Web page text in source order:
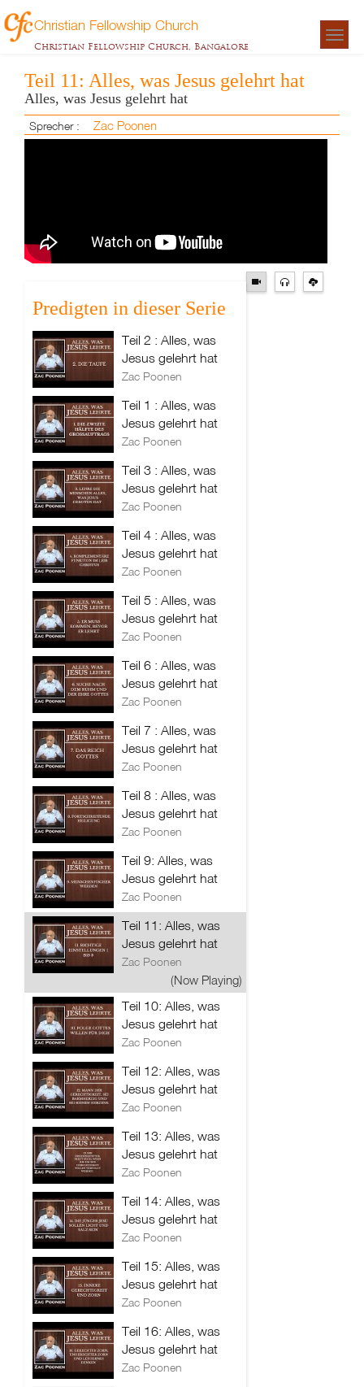
Christian Fellowship Church
Christian Fellowship Church, Bangalore
Teil 11: Alles, was Jesus gelehrt hat
Alles, was Jesus gelehrt hat
Sprecher : Zac Poonen
Predigten in dieser Serie
Teil 2 : Alles, was
Jesus gelehrt hat
Zac Poonen
Teil 1 : Alles, was
Jesus gelehrt hat
Zac Poonen
Teil 3 : Alles, was
Jesus gelehrt hat
Zac Poonen
Teil 4 : Alles, was
Jesus gelehrt hat
Zac Poonen
Teil 5 : Alles, was
Jesus gelehrt hat
Zac Poonen
Teil 6 : Alles, was
Jesus gelehrt hat
Zac Poonen
Teil 7 : Alles, was
Jesus gelehrt hat
Zac Poonen
Teil 8 : Alles, was
Jesus gelehrt hat
Zac Poonen
Teil 9: Alles, was
Jesus gelehrt hat
Zac Poonen
Teil 11: Alles, was
Jesus gelehrt hat
Zac Poonen
(Now Playing)
Teil 10: Alles, was
Jesus gelehrt hat
Zac Poonen
Teil 12: Alles, was
Jesus gelehrt hat
Zac Poonen
Teil 13: Alles, was
Jesus gelehrt hat
Zac Poonen
Teil 14: Alles, was
Jesus gelehrt hat
Zac Poonen
Teil 15: Alles, was
Jesus gelehrt hat
Zac Poonen
Teil 16: Alles, was
Jesus gelehrt hat
Zac Poonen